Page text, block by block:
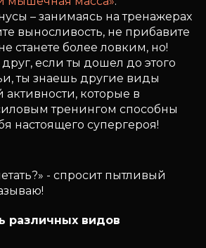
– занимаясь на тренажерах
выносливость, не прибавите
станете более ловким, но!
если ты дошел до этого
ты знаешь другие виды
активности, которые в
тренингом способны
настоящего супергероя!
- спросит пытливый
различных видов